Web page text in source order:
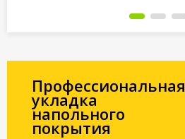
Профессиональная
укладка
напольного
покрытия